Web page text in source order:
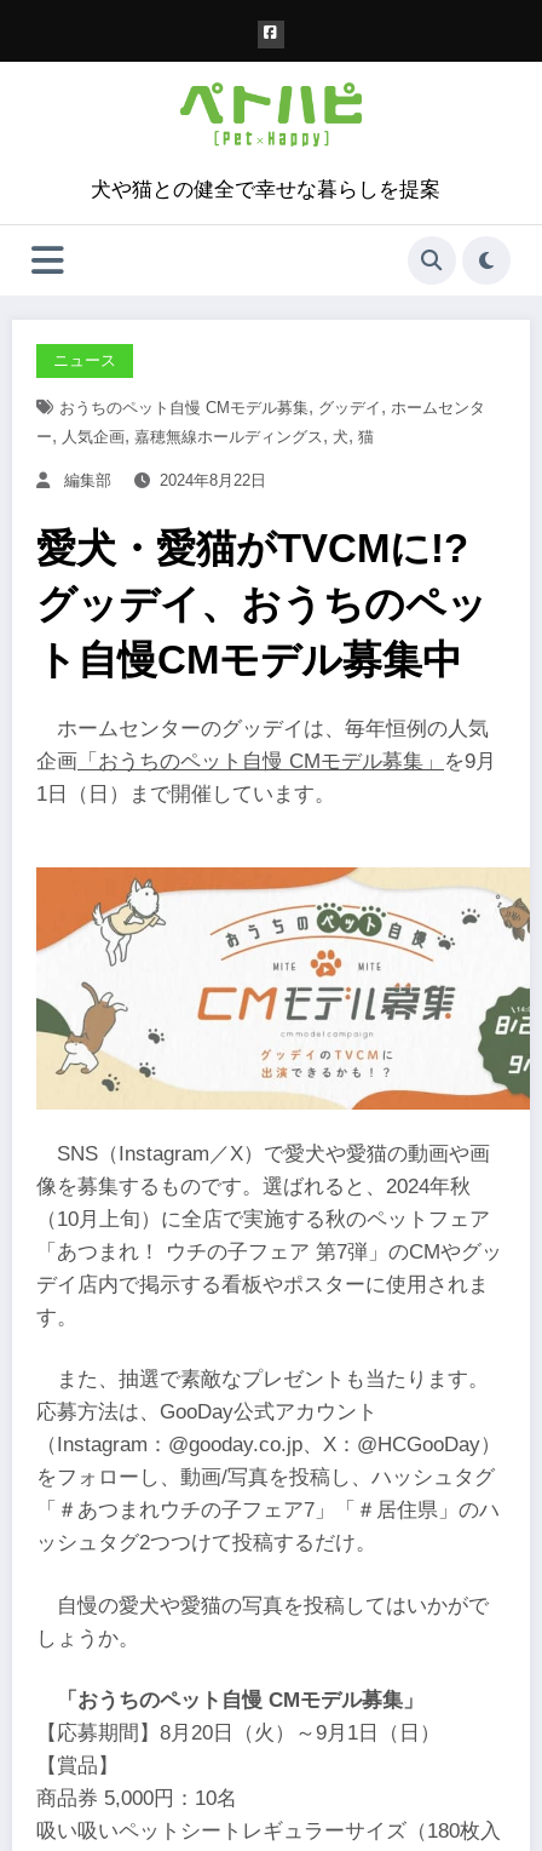
犬や猫との健全で幸せな暮らしを提案
ニュース
おうちのペット自慢 CMモデル募集, グッデイ , ホームセンタ
ー, 人気企画, 嘉穂無線ホールディングス, 犬, 猫
編集部 2024年8月22日
愛犬・愛猫がTVCMに!?
グッデイ、おうちのペッ
ト自慢CMモデル募集中
ホームセンターのグッデイは、毎年恒例の人気
企画 「おうちのペット自慢 CMモデル募集」
を9月
1日（日）まで開催しています。
SNS（Instagram／X）で愛犬や愛猫の動画や画
像を募集するものです。選ばれると、2024年秋
（10月上旬）に全店で実施する秋のペットフェア
「あつまれ！ ウチの子フェア 第7弾」のCMやグッ
デイ店内で掲示する看板やポスターに使用されま
す。
また、抽選で素敵なプレゼントも当たります。
応募方法は、GooDay公式アカウント
（Instagram：@gooday.co.jp、X：@HCGooDay）
をフォローし、動画/写真を投稿し、ハッシュタグ
「＃あつまれウチの子フェア7」「＃居住県」のハ
ッシュタグ2つつけて投稿するだけ。
自慢の愛犬や愛猫の写真を投稿してはいかがで
しょうか。
「おうちのペット自慢 CMモデル募集」
【応募期間】8月20日（火）～9月1日（日）
【賞品】
商品券 5,000円：10名
吸い吸いペットシートレギュラーサイズ（180枚入